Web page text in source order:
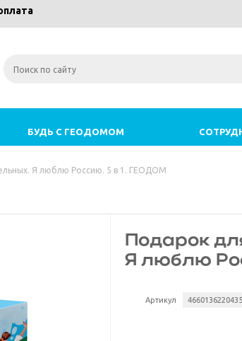
БУДЬ С ГЕОДОМОМ
Я люблю Россию. 5 в 1. ГЕОДОМ
Подарок
Я люблю
Артикул 4660136220435